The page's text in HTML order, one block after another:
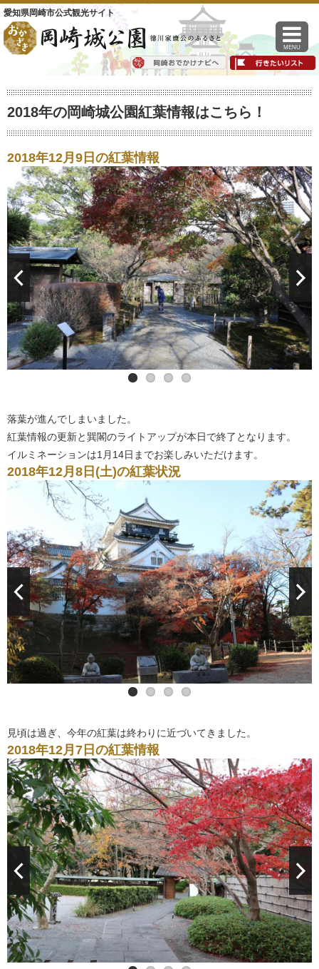
愛知県岡崎市公式観光サイト
MENU
2018年の岡崎城公園紅葉情報はこちら！
2018年12月9日の紅葉情報
落葉が進んでしまいました。
紅葉情報の更新と巽閣のライトアップが本日で終了となります。
イルミネーションは1月14日までお楽しみいただけます。
2018年12月8日(土)の紅葉状況
見頃は過ぎ、今年の紅葉は終わりに近づいてきました。
2018年12月7日の紅葉情報